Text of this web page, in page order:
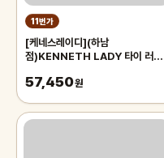
11번가
[케네스레이디](하남
점)KENNETH LADY 타이 러플
57,450원